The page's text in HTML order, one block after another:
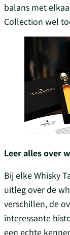
balans met
Collection wel
Leer alles over
Bij elke Whisky
uitleg over de
verschillen, de
interessante
een echte